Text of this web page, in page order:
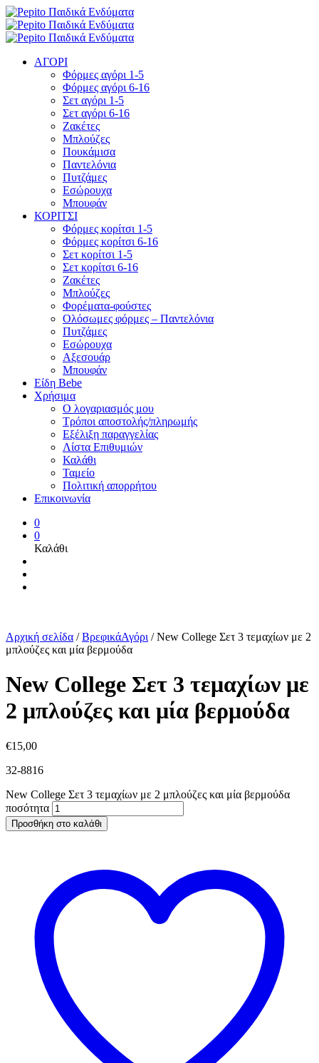
ΑΓΟΡΙ
Φόρμες αγόρι 1-5
Φόρμες αγόρι 6-16
Σετ αγόρι 1-5
Σετ αγόρι 6-16
Ζακέτες
Μπλούζες
Πουκάμισα
Παντελόνια
Πυτζάμες
Εσώρουχα
Μπουφάν
ΚΟΡΙΤΣΙ
Φόρμες κορίτσι 1-5
Φόρμες κορίτσι 6-16
Σετ κορίτσι 1-5
Σετ κορίτσι 6-16
Ζακέτες
Μπλούζες
Φορέματα-φούστες
Ολόσωμες φόρμες – Παντελόνια
Πυτζάμες
Εσώρουχα
Αξεσουάρ
Μπουφάν
Είδη Bebe
Χρήσιμα
Ο λογαριασμός μου
Τρόποι αποστολής/πληρωμής
Εξέλιξη παραγγελίας
Λίστα Επιθυμιών
Καλάθι
Ταμείο
Πολιτική απορρήτου
Επικοινωνία
0
0
Καλάθι
Αρχική σελίδα / ΒρεφικάΑγόρι /New College Σετ 3 τεμαχίων με 2
μπλούζες και μία βερμούδα
New College Σετ 3 τεμαχίων με
2 μπλούζες και μία βερμούδα
€15,00
32-8816
New College Σετ 3 τεμαχίων με 2 μπλούζες και μία βερμούδα
ποσότητα
Προσθήκη στο καλάθι